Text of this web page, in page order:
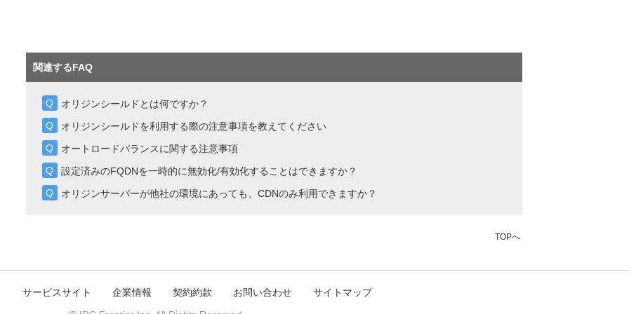
関連するFAQ
オリジンシールドとは何ですか？
オリジンシールドを利用する際の注意事項を教えてください
オートロードバランスに関する注意事項
設定済みのFQDNを一時的に無効化/有効化することはできますか？
オリジンサーバーが他社の環境にあっても、CDNのみ利用できますか？
TOPへ
サービスサイト 企業情報 契約約款 お問い合わせ
サイトマップ